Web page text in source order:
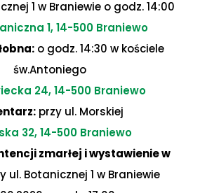
1 w Braniewie o godz. 14:00
1, 14-500 Braniewo
o godz. 14:30 w kościele
św.Antoniego
24, 14-500 Braniewo
przy ul. Morskiej
32, 14-500 Braniewo
zmarłej i wystawienie w
ul. Botanicznej 1 w Braniewie